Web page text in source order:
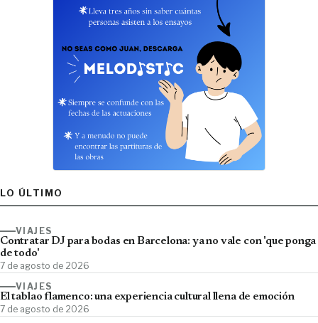
LO ÚLTIMO
VIAJES
Contratar DJ para bodas en Barcelona: ya no vale con 'que ponga
de todo'
7 de agosto de 2026
VIAJES
El tablao flamenco: una experiencia cultural llena de emoción
7 de agosto de 2026